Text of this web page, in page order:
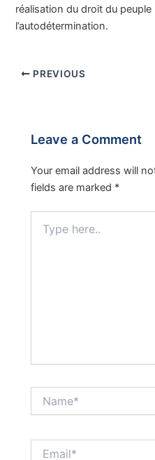
réalisation du droit du peuple
l’autodétermination.
PREVIOUS
Leave a Comment
Your email address will
fields are marked *
here..